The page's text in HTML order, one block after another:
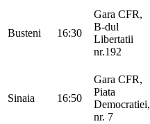
Busteni 16:30
Gara CFR,
B-dul
Libertatii
nr.192
Sinaia 16:50
Gara CFR,
Piata
Democratiei,
nr. 7